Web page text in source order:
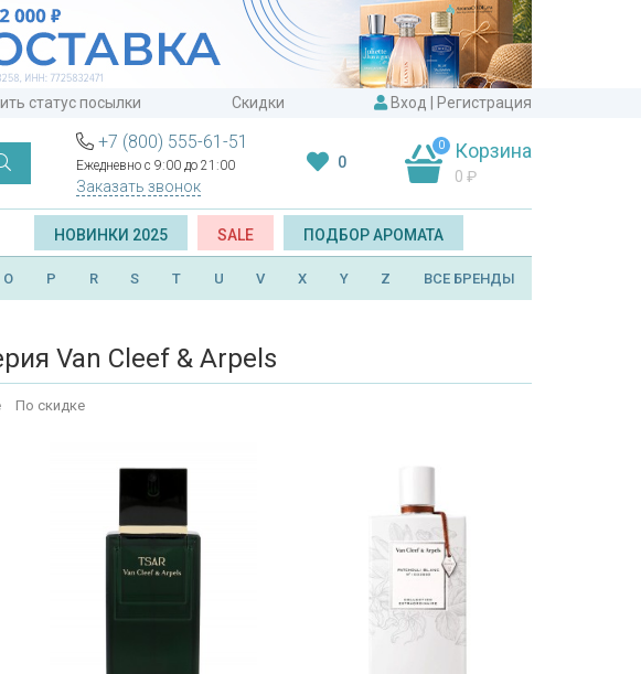
статус посылки Скидки Вход Регистрация
+7 (800) 555-61-51
Ежедневно с 9:00 до 21:00
Заказать звонок
0
0 Корзина
0 ₽
НОВИНКИ 2025 SALE ПОДБОР АРОМАТА
O P R S T U V X Y Z ВСЕ БРЕНДЫ
Van Cleef & Arpels
По скидке